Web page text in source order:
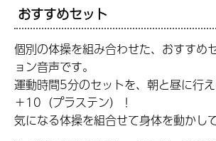
おすすめセット
個別の体操を組み合わせた、おすすめ
ョン音声です。
運動時間5分のセットを、朝と昼に行
＋10（プラステン）！
気になる体操を組合せて身体を動かし